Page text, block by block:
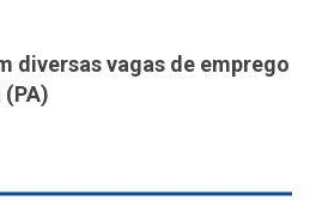
diversas vagas de emprego